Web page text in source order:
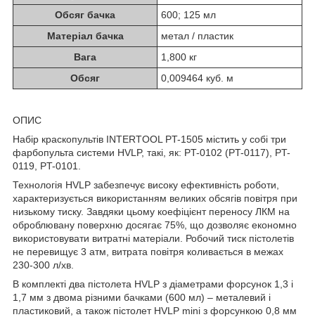
Обсяг бачка
600; 125 мл
Матеріал бачка
метал / пластик
Вага
1,800 кг
Обсяг
0,009464 куб. м
ОПИС
Набір краскопультів INTERTOOL PT-1505 містить у собі три
фарбопульта системи HVLP, такі, як: PT-0102 (PT-0117), PT-
0119, PT-0101.
Технологія HVLP забезпечує високу ефективність роботи,
характеризується використанням великих обсягів повітря при
низькому тиску. Завдяки цьому коефіцієнт переносу ЛКМ на
оброблювану поверхню досягає 75%, що дозволяє економно
використовувати витратні матеріали. Робочий тиск пістолетів
не перевищує 3 атм, витрата повітря коливається в межах
230-300 л/хв.
В комплекті два пістолета HVLP з діаметрами форсунок 1,3 і
1,7 мм з двома різними бачками (600 мл) – металевий і
пластиковий, а також пістолет HVLP mini з форсункою 0,8 мм